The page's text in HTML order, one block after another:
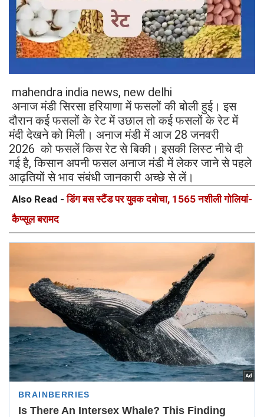
mahendra india news, new delhi
अनाज मंडी सिरसा हरियाणा में फसलों की बोली हुई। इस
दौरान कई फसलों के रेट में उछाल तो कई फसलों के रेट में
मंदी देखने को मिली। अनाज मंडी में आज 28 जनवरी
2026 को फसलें किस रेट से बिकी। इसकी लिस्ट नीचे दी
गई है, किसान अपनी फसल अनाज मंडी में लेकर जाने से पहले
आढ़तियों से भाव संबंधी जानकारी अच्छे से लें।
Also Read -डिंग बस स्टैंड पर युवक दबोचा, 1565 नशीली गोलियां-
कैप्सूल बरामद